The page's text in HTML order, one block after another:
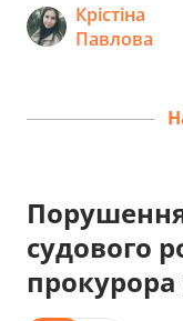
Крістіна
Павлова
судового
прокурора